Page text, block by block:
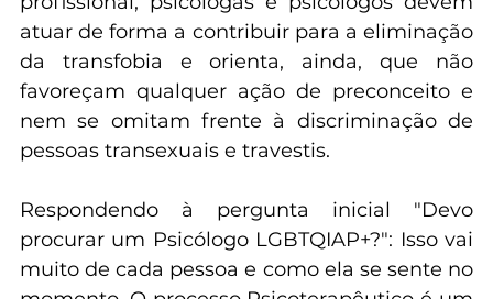
01/2018 determina que, em sua prática
profissional, psicólogas e psicólogos devem
atuar de forma a contribuir para a eliminação
da transfobia e orienta, ainda, que não
favoreçam qualquer ação de preconceito e
nem se omitam frente à discriminação de
pessoas transexuais e travestis.
Respondendo à pergunta inicial "Devo
procurar um Psicólogo LGBTQIAP+?": Isso vai